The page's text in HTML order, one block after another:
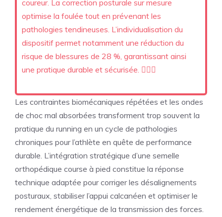
coureur. La correction posturale sur mesure
optimise la foulée tout en prévenant les
pathologies tendineuses. L’individualisation du
dispositif permet notamment une réduction du
risque de blessures de 28 %, garantissant ainsi
une pratique durable et sécurisée. 🏃🏻‍♂️
Les contraintes biomécaniques répétées et les ondes
de choc mal absorbées transforment trop souvent la
pratique du running en un cycle de pathologies
chroniques pour l’athlète en quête de performance
durable. L’intégration stratégique d’une semelle
orthopédique course à pied constitue la réponse
technique adaptée pour corriger les désalignements
posturaux, stabiliser l’appui calcanéen et optimiser le
rendement énergétique de la transmission des forces.